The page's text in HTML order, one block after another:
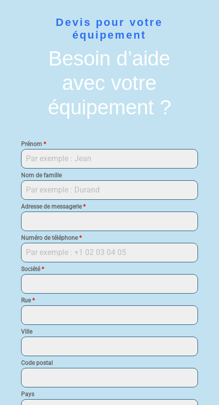
Devis pour votre
équipement
Besoin d’aide
avec votre
équipement ?
Prénom *
Nom de famille
Adresse de messagerie*
Numéro de téléphone*
Société*
Rue*
Ville
Code postal
Pays